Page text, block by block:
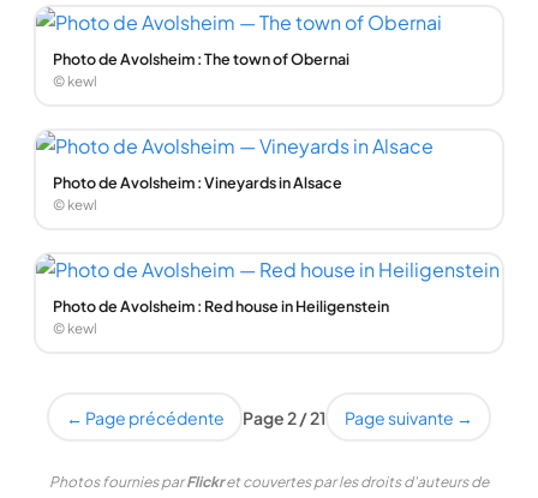
Photo de Avolsheim : The town of Obernai
© kewl
Photo de Avolsheim : Vineyards in Alsace
© kewl
Photo de Avolsheim : Red house in Heiligenstein
© kewl
← Page précédente Page 2 / 21 Page suivante →
Photos fournies parFlickret couvertes par les droits d'auteurs de